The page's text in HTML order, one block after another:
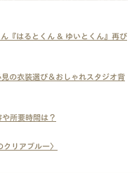
『はるとくん & ゆいとくん』再び
の衣装選び＆おしゃれスタジオ背
所要時間は？
リアブルー〉